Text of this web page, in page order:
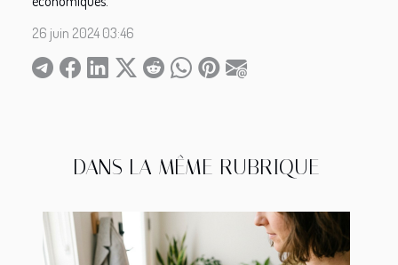
DANS LA MÊME RUBRIQUE
26 juin 2024 03:46